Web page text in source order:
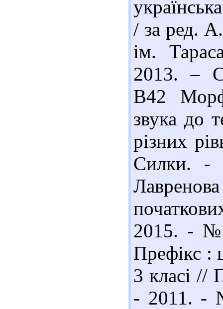
/ за ред.
ім.
2013. –
В42
звука до
різних
Силки. -
2015. -
Префікс :
3 класі //
- 2011. -